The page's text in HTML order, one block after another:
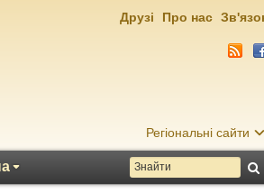
Регіональні сайти
Друзі Про нас